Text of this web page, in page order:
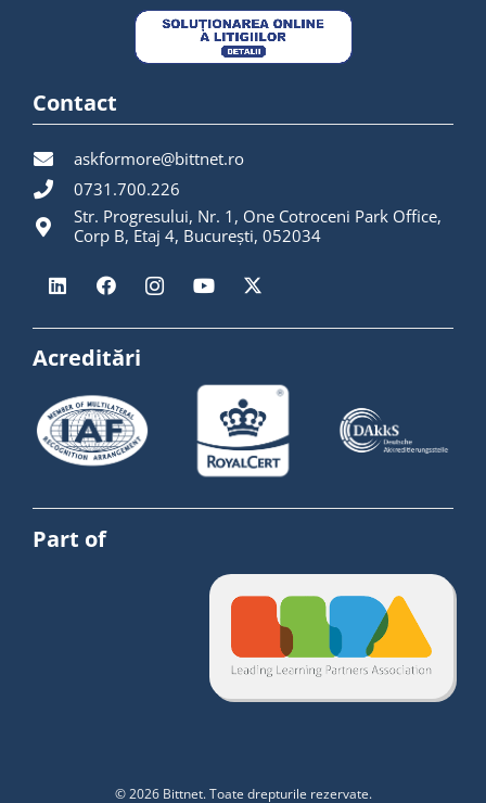
Contact
askformore@bittnet.ro
0731.700.226
Str. Progresului, Nr. 1, One Cotroceni Park Office,
Corp B, Etaj 4, București, 052034
Acreditări
Part of
© 2026 Bittnet. Toate drepturile rezervate.